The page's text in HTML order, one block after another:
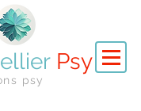
Psy
psy